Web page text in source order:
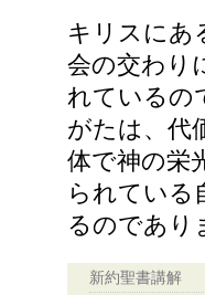
キリスにあ
会の交わり
れているの
がたは、代
体で神の栄
られている
るのであり
新約聖書講解